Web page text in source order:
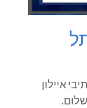
בנתיבי איילון